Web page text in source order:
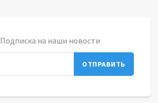
Подписка на наши новости